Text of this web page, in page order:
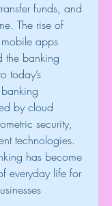
funds, and
The rise of
apps
the banking
today’s
by cloud
security,
technologies.
has become
everyday life for